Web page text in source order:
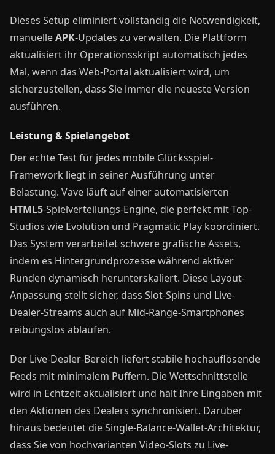
Dieses Setup eliminiert vollständig die Notwendigkeit,
manuelleAPK-Updates zu verwalten. Die Plattform
aktualisiert ihr Operationsskript automatisch jedes
Mal, wenn das Web-Portal aktualisiert wird, um
sicherzustellen, dass Sie immer die neueste Version
ausführen.
Leistung & Spielangebot
Der echte Test für jedes mobile Glücksspiel-
Framework liegt in seiner Ausführung unter
Belastung. Vave läuft auf einer automatisierten
HTML5-Spielverteilungs-Engine, die perfekt mit Top-
Studios wie Evolution und Pragmatic Play koordiniert.
Das System verarbeitet schwere grafische Assets,
indem es Hintergrundprozesse während aktiver
Runden dynamisch herunterskaliert. Diese Layout-
Anpassung stellt sicher, dass Slot-Spins und Live-
Dealer-Streams auch auf Mid-Range-Smartphones
reibungslos ablaufen.
Der Live-Dealer-Bereich liefert stabile hochauflösende
Feeds mit minimalem Puffern. Die Wettschnittstelle
wird in Echtzeit aktualisiert und hält Ihre Eingaben mit
den Aktionen des Dealers synchronisiert. Darüber
hinaus bedeutet die Single-Balance-Wallet-Architektur,
dass Sie von hochvarianten Video-Slots zu Live-